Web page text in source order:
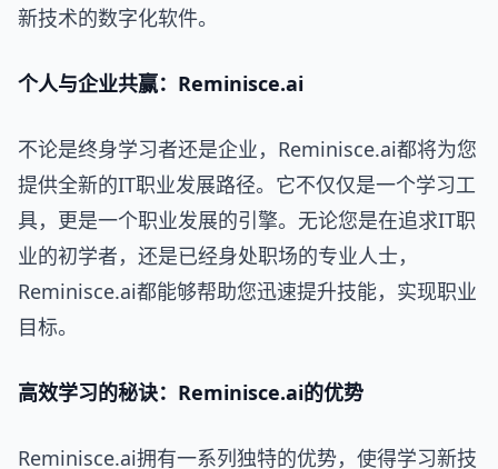
新技术的数字化软件。
个人与企业共赢：Reminisce.ai
不论是终身学习者还是企业，Reminisce.ai都将为您
提供全新的IT职业发展路径。它不仅仅是一个学习工
具，更是一个职业发展的引擎。无论您是在追求IT职
业的初学者，还是已经身处职场的专业人士，
Reminisce.ai都能够帮助您迅速提升技能，实现职业
目标。
高效学习的秘诀：Reminisce.ai的优势
Reminisce.ai拥有一系列独特的优势，使得学习新技